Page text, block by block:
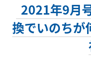
2021年9月
換でいのちが